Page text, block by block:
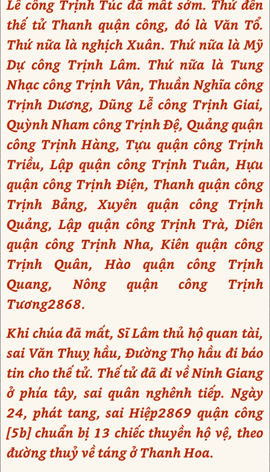
Lễ công Trịnh Túc đã mất sớm. Thứ đến
thế tử Thanh quận công, đó là Văn Tổ.
Thứ nữa là nghịch Xuân. Thứ nữa là Mỹ
Dự công Trịnh Lâm. Thứ nữa là Tung
Nhạc công Trịnh Vân, Thuần Nghĩa công
Trịnh Dương, Dũng Lễ công Trịnh Giai,
Quỳnh Nham công Trịnh Đệ, Quảng quận
công Trịnh Hàng, Tựu quận công Trịnh
Triều, Lập quận công Trịnh Tuân, Hựu
quận công Trịnh Điện, Thanh quận công
Trịnh Bảng, Xuyên quận công Trịnh
Quảng, Lập quận công Trịnh Trà, Diên
quận công Trịnh Nha, Kiên quận công
Trịnh Quân, Hào quận công Trịnh
Quang, Nông quận công Trịnh
Tương2868.
Khi chúa đã mất, Sĩ Lâm thủ hộ quan tài,
sai Văn Thuỵ hầu, Đường Thọ hầu đi báo
tin cho thế tử. Thế tử đã đi về Ninh Giang
ở phía tây, sai quân nghênh tiếp. Ngày
24, phát tang, sai Hiệp2869 quận công
[5b] chuẩn bị 13 chiếc thuyền hộ vệ, theo
đường thuỷ về táng ở Thanh Hoa.